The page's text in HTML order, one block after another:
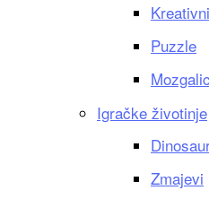
Puzzle
Igračke životinje
Zmajevi